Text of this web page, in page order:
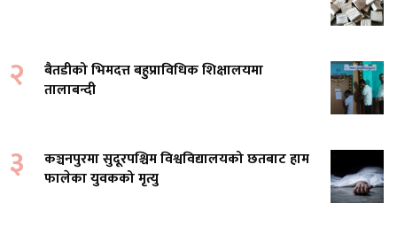
२
बैतडीको भिमदत्त बहुप्राविधिक शिक्षालयमा
तालाबन्दी
३
कञ्चनपुरमा सुदूरपश्चिम विश्वविद्यालयको छतबाट हाम
फालेका युवकको मृत्यु